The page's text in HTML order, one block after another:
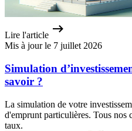
Lire l'article
Mis à jour le 7 juillet 2026
Simulation
savoir ?
La simulation de votre
d'emprunt particulières. Tous nos
taux.